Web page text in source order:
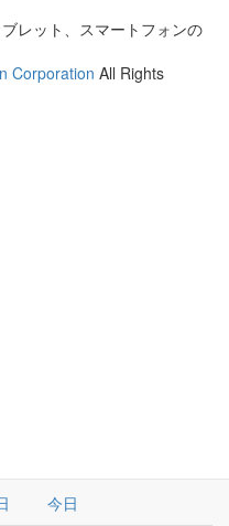
レット、スマートフォンの
Corporation All Rights
今日